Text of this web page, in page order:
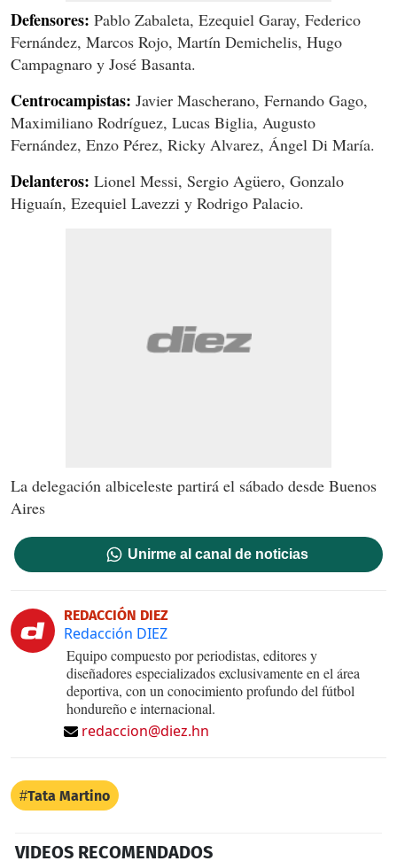
Defensores: Pablo Zabaleta, Ezequiel Garay, Federico
Fernández, Marcos Rojo, Martín Demichelis, Hugo
Campagnaro y José Basanta.
Centrocampistas: Javier Mascherano, Fernando Gago,
Maximiliano Rodríguez, Lucas Biglia, Augusto
Fernández, Enzo Pérez, Ricky Alvarez, Ángel Di María.
Delanteros: Lionel Messi, Sergio Agüero, Gonzalo
Higuaín, Ezequiel Lavezzi y Rodrigo Palacio.
La delegación albiceleste partirá el sábado desde Buenos
Aires
Unirme al canal de noticias
REDACCIÓN DIEZ
Redacción DIEZ
Equipo compuesto por periodistas, editores y
diseñadores especializados exclusivamente en el área
deportiva, con un conocimiento profundo del fútbol
hondureño e internacional.
redaccion@diez.hn
Tata Martino
VIDEOS RECOMENDADOS